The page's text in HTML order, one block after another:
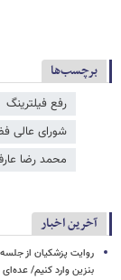
برچسب‌ها
رفع فیلترینگ
شورای عالی
محمد رضا
آخرین اخبار
روایت پزشکیان از
بنزین وارد کنیم/